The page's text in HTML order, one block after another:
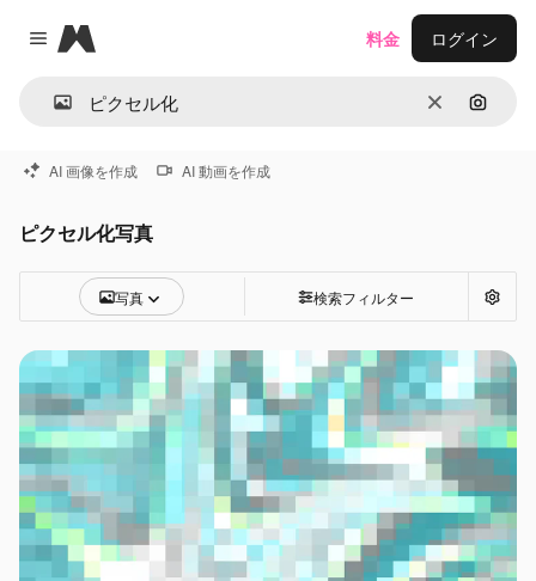
Close menu
Magnific
消去 画像で
料金 ログイン
AI 画像を作成 AI 動画を作成
ピクセル化写真
写真 検索フィルター